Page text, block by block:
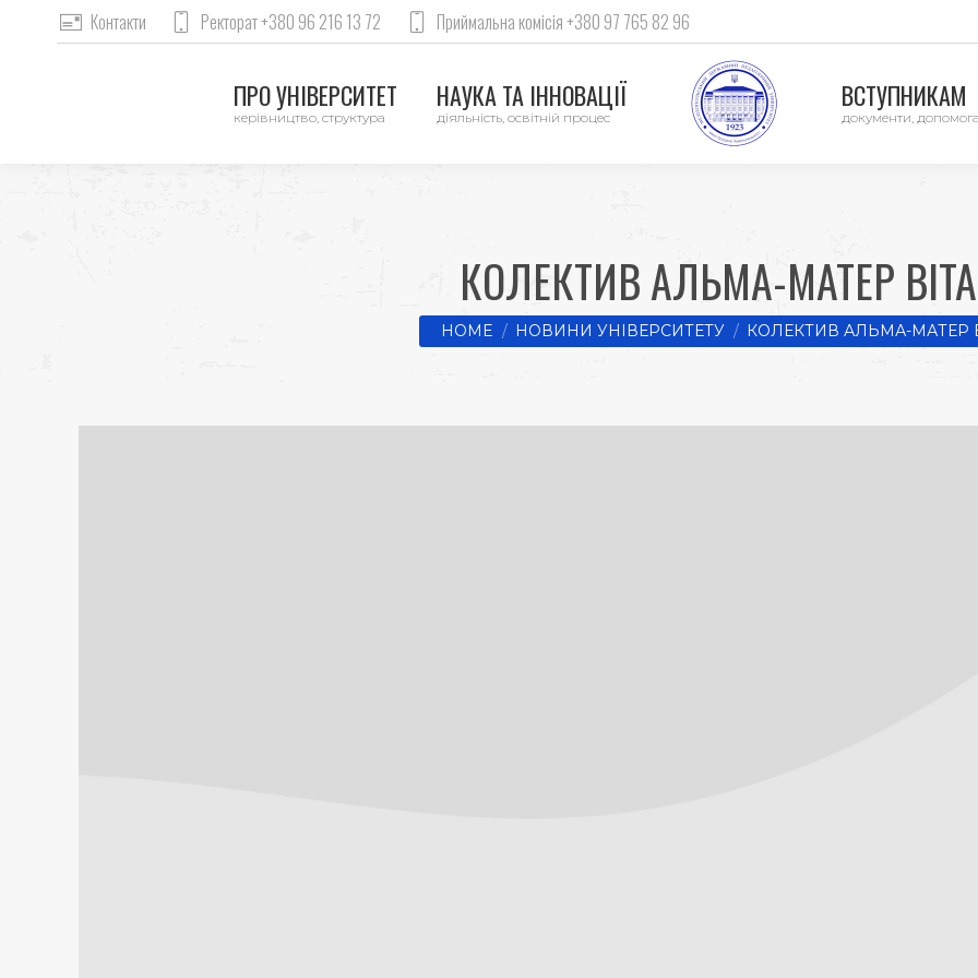
Контакти Ректорат +380 96 216 13 72 Приймальна комісія +380 97 765 82 96
ПРО УНІВЕРСИТЕТ
керівництво, структура
НАУКА ТА ІННОВАЦІЇ
діяльність, освітній процес
ВСТУПНИКАМ
документи,
КОЛЕКТИВ АЛЬМА-МАТЕР
You are here:
HOME НОВИНИ УНІВЕРСИТЕТУ КОЛЕКТИВ АЛЬМА-МАТЕР